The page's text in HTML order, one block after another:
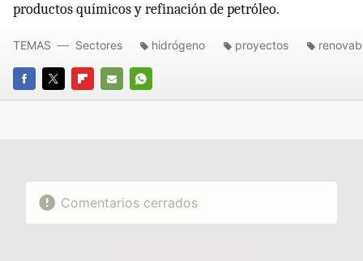
productos químicos y refinación de petróleo.
FACEBOOK
TWITTERFLIPBOARD
E-
WHATSAPP
TEMAS Sectores hidrógeno proyectos
Comentarios cerrados